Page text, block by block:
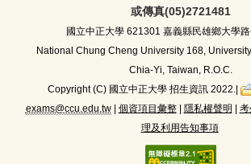
或傳真(05)2721481
國立中正大學621301 嘉義縣民雄鄉大學
National Chung Cheng University 168,
Chia-Yi, Taiwan, R.O.C.
Copyright (C) 國立中正大學 招生資訊 2022.|
exams@ccu.edu.tw| 個資項目彙整| 隱私權聲明 | 考
理及利用告知事項